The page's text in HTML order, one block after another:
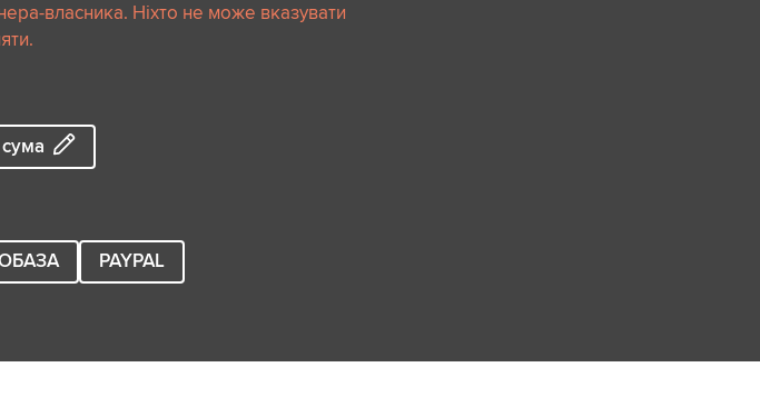
власника. Ніхто не може вказувати
PAYPAL